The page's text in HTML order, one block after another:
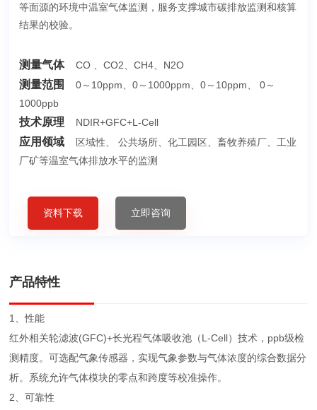
等面源的环境中温室气体监测，服务支撑城市碳排放监测和核算
结果的校验。
测量气体 CO 、CO2、CH4、N2O
测量范围
0～10ppm、0～1000ppm、0～10ppm、 0～
1000ppb
技术原理 NDIR+GFC+L-Cell
应用领域
区域性、 公共场所、化工园区、畜牧养殖厂、工业
厂矿等温室气体排放水平的监测
资料下载 立即咨询
产品特性
1、性能
红外相关轮滤波(GFC)+长光程气体吸收池（L-Cell）技术，ppb级检
测精度。可选配气象传感器，实现气象参数与气体浓度的综合数据分
析。系统允许气体模块的零点和跨度等校准操作。
2、可靠性